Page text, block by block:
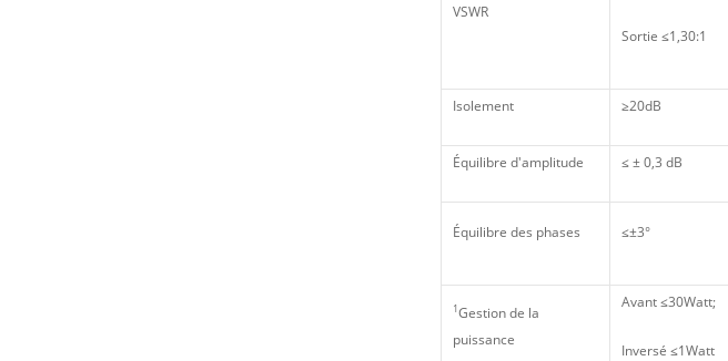
VSWR
Sortie ≤1,30:1
Isolement ≥20dB
Équilibre d'amplitude ≤ ± 0,3 dB
Équilibre des phases ≤±3°
1Gestion de la
puissance
Avant ≤30Watt;
Inversé ≤1Watt